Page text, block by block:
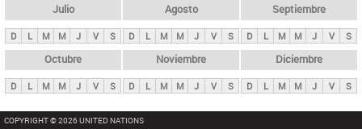
l
e
s
Julio
D L M M J V S
Agosto
D L M M J V S
Septiembre
D L M M J V S
Octubre
D L M M J V S
Noviembre
D L M M J V S
Diciembre
D L M M J V S
COPYRIGHT © 2026 UNITED NATIONS